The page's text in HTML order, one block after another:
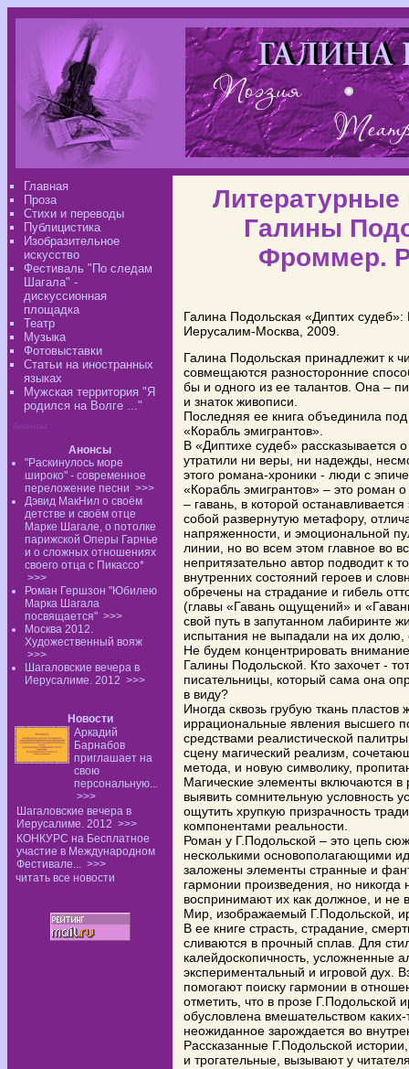
Главная
Проза
Стихи и переводы
Публицистика
Изобразительное
искусство
Фестиваль "По следам
Шагала" -
дискуссионная
площадка
Театр
Музыка
Фотовыставки
Статьи на иностранных
языках
Мужская территория "Я
родился на Волге ..."
Анонсы:
Анонсы
"Раскинулось море
широко" - современное
переложение песни >>>
Дэвид МакНил о своём
детстве и своём отце
Марке Шагале, о потолке
парижской Оперы Гарнье
и о сложных отношениях
своего отца с Пикассо*
>>>
Роман Гершзон "Юбилею
Марка Шагала
посвящается" >>>
Москва 2012.
Художественный вояж
>>>
Шагаловские вечера в
Иерусалиме. 2012 >>>
Новости
Аркадий
Барнабов
приглашает на
свою
персональную...
>>>
Шагаловские вечера в
Иерусалиме. 2012 >>>
КОНКУРС на Бесплатное
участие в Международном
Фестивале... >>>
читать все новости
Литературные
Галины
Фроммер.
Галина Подольская «Диптих
Иерусалим-Москва, 2009.
Галина Подольская принадлежит к
совмещаются разносторонние
бы и одного из ее талантов. Она –
и знаток живописи.
Последняя ее книга объединила
«Корабль эмигрантов».
В «Диптихе судеб»
утратили ни веры, ни надежды,
этого романа-хроники - люди с
«Корабль эмигрантов» – это роман
– гавань, в которой
собой развернутую метафору,
напряженности, и эмоциональной
линии, но во всем этом главное во
непритязательно автор подводит к
внутренних состояний героев и
обречены на страдание и гибель
(главы «Гавань ощущений» и
свой путь в запутанном лабиринте
испытания не выпадали на их долю,
Не будем концентрировать
Галины Подольской. Кто захочет -
писательницы, который сама она
в виду?
Иногда сквозь грубую ткань пластов
иррациональные явления высшего
средствами реалистической
сцену магический реализм,
метода, и новую символику,
Магические элементы включаются в
выявить сомнительную условность
ощутить хрупкую призрачность
компонентами реальности.
Роман у Г.Подольской – это цепь
несколькими основополагающими
заложены элементы странные и
гармонии произведения, но
воспринимают их как должное, и
Мир, изображаемый Г.Подольской,
В ее книге страсть, страдание,
сливаются в прочный сплав. Для
калейдоскопичность, усложненные
экспериментальный и игровой дух.
помогают поиску гармонии в
отметить, что в прозе Г.Подольской
обусловлена вмешательством
неожиданное зарождается во
Рассказанные Г.Подольской
и трогательные, вызывают у